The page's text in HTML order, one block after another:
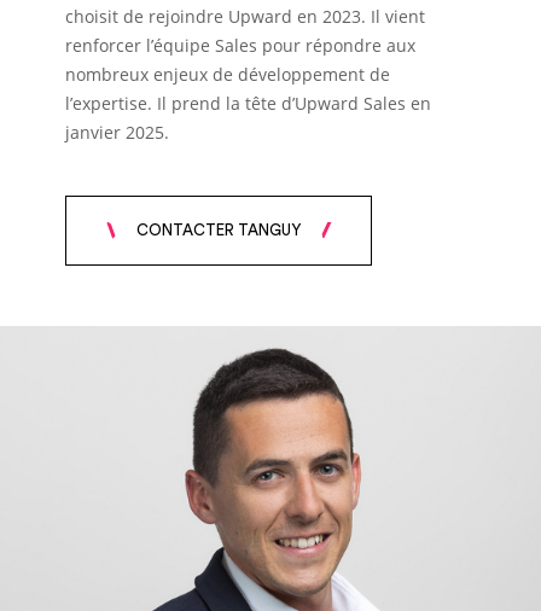
choisit de rejoindre Upward en 2023. Il vient
renforcer l’équipe Sales pour répondre aux
nombreux enjeux de développement de
l’expertise. Il prend la tête d’Upward Sales en
janvier 2025.
CONTACTER TANGUY